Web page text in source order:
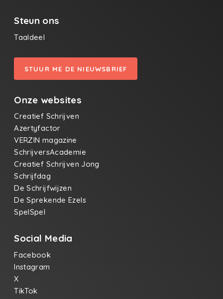
Steun ons
Taaldeel
STUUR ME DE NIEUWSBRIEF
Onze websites
Creatief Schrijven
Azertyfactor
VERZIN magazine
SchrijversAcademie
Creatief Schrijven Jong
Schrijfdag
De Schrijfwijzen
De Sprekende Ezels
SpelSpel
Social Media
Facebook
Instagram
X
TikTok